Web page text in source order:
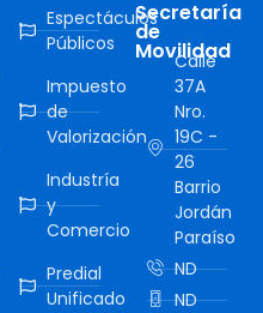
Espectáculos
Públicos
Impuesto
de
Valorización
Industría
y
Comercio
Predial
Unificado
Secretaría
de
Movilidad
Calle
37A
Nro.
19C -
26
Barrio
Jordán
Paraíso
ND
ND